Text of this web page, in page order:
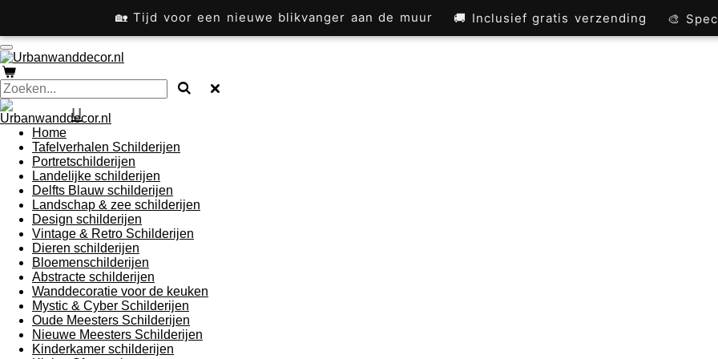
🏡 Tijd voor een nieuwe blikvanger aan de muur 🚚 Inclusief gratis verzending 🎨
naar
de
hoofdinhoud
u
Home
Tafelverhalen Schilderijen
Portretschilderijen
Landelijke schilderijen
Delfts Blauw schilderijen
Landschap & zee schilderijen
Design schilderijen
Vintage & Retro Schilderijen
Dieren schilderijen
Bloemenschilderijen
Abstracte schilderijen
Wanddecoratie voor de keuken
Mystic & Cyber Schilderijen
Oude Meesters Schilderijen
Nieuwe Meesters Schilderijen
Kinderkamer schilderijen